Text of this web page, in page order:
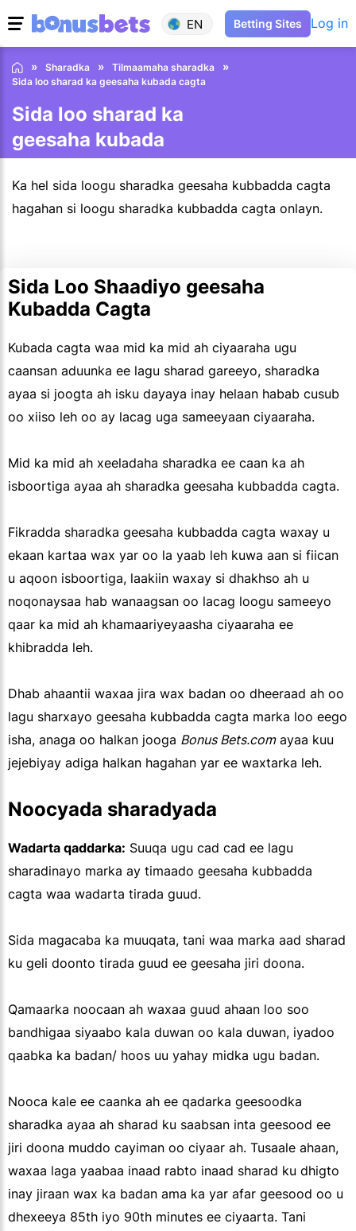
EN Betting Sites Log in
Sharadka
Tilmaamaha sharadka
Sida loo sharad ka geesaha kubada cagta
Sida loo sharad ka
geesaha kubada
cagta
Ka hel sida loogu sharadka geesaha kubbadda cagta
hagahan si loogu sharadka kubbadda cagta onlayn.
Sida Loo Shaadiyo geesaha
Kubadda Cagta
Kubada cagta waa mid ka mid ah ciyaaraha ugu
caansan aduunka ee lagu sharad gareeyo, sharadka
ayaa si joogta ah isku dayaya inay helaan habab cusub
oo xiiso leh oo ay lacag uga sameeyaan ciyaaraha.
Mid ka mid ah xeeladaha sharadka ee caan ka ah
isboortiga ayaa ah sharadka geesaha kubbadda cagta.
Fikradda sharadka geesaha kubbadda cagta waxay u
ekaan kartaa wax yar oo la yaab leh kuwa aan si fiican
u aqoon isboortiga, laakiin waxay si dhakhso ah u
noqonaysaa hab wanaagsan oo lacag loogu sameeyo
qaar ka mid ah khamaariyeyaasha ciyaaraha ee
khibradda leh.
Dhab ahaantii waxaa jira wax badan oo dheeraad ah oo
lagu sharxayo geesaha kubbadda cagta marka loo eego
isha, anaga oo halkan jooga Bonus Bets.comayaa kuu
jejebiyay adiga halkan hagahan yar ee waxtarka leh.
Noocyada sharadyada
Wadarta qaddarka: Suuqa ugu cad cad ee lagu
sharadinayo marka ay timaado geesaha kubbadda
cagta waa wadarta tirada guud.
Sida magacaba ka muuqata, tani waa marka aad sharad
ku geli doonto tirada guud ee geesaha jiri doona.
Qamaarka noocaan ah waxaa guud ahaan loo soo
bandhigaa siyaabo kala duwan oo kala duwan, iyadoo
qaabka ka badan/ hoos uu yahay midka ugu badan.
Nooca kale ee caanka ah ee qadarka geesoodka
sharadka ayaa ah sharad ku saabsan inta geesood ee
jiri doona muddo cayiman oo ciyaar ah. Tusaale ahaan,
waxaa laga yaabaa inaad rabto inaad sharad ku dhigto
inay jiraan wax ka badan ama ka yar afar geesood oo u
dhexeeya 85th iyo 90th minutes ee ciyaarta. Tani